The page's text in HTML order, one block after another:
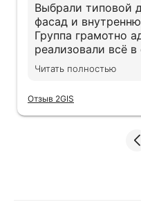
Выбрали типовой
фасад и
Группа грамотно
реализовали всё
действительно
Читать полностью
Отзыв 2GIS